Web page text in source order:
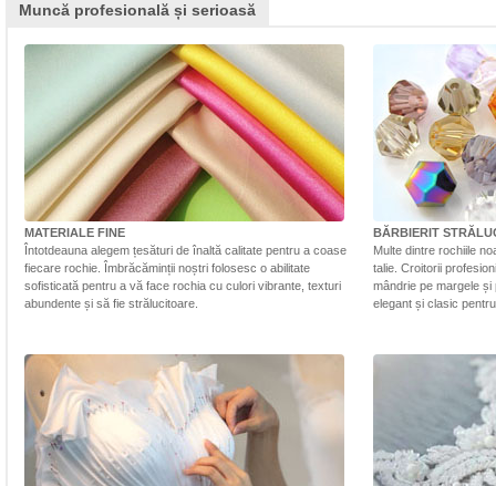
Muncă profesională și serioasă
MATERIALE FINE
Întotdeauna alegem țesături de înaltă calitate pentru a coase
fiecare rochie. Îmbrăcăminții noștri folosesc o abilitate
sofisticată pentru a vă face rochia cu culori vibrante, texturi
abundente și să fie strălucitoare.
BĂRBIERIT
Multe dintre rochiile
talie. Croitorii
mândrie pe margele
elegant și clasic